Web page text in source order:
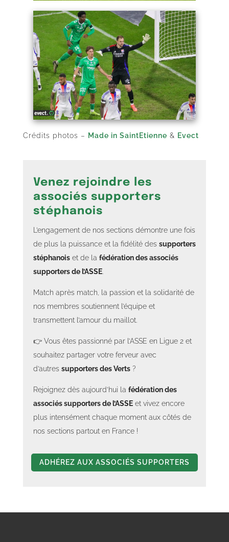
Crédits photos – Made in SaintEtienne & Evect
Venez rejoindre les
associés supporters
stéphanois
L’engagement de nos sections démontre une fois
de plus la puissance et la fidélité des supporters
stéphanois et de la fédération des associés
supporters de l’ASSE.
Match après match, la passion et la solidarité de
nos membres soutiennent l’équipe et
transmettent l’amour du maillot.
👉 Vous êtes passionné par l’ASSE en Ligue 2 et
souhaitez partager votre ferveur avec
d’autres supporters des Verts ?
Rejoignez dès aujourd’hui la fédération des
associés supporters de l’ASSE et vivez encore
plus intensément chaque moment aux côtés de
nos sections partout en France !
ADHÉREZ AUX ASSOCIÉS SUPPORTERS